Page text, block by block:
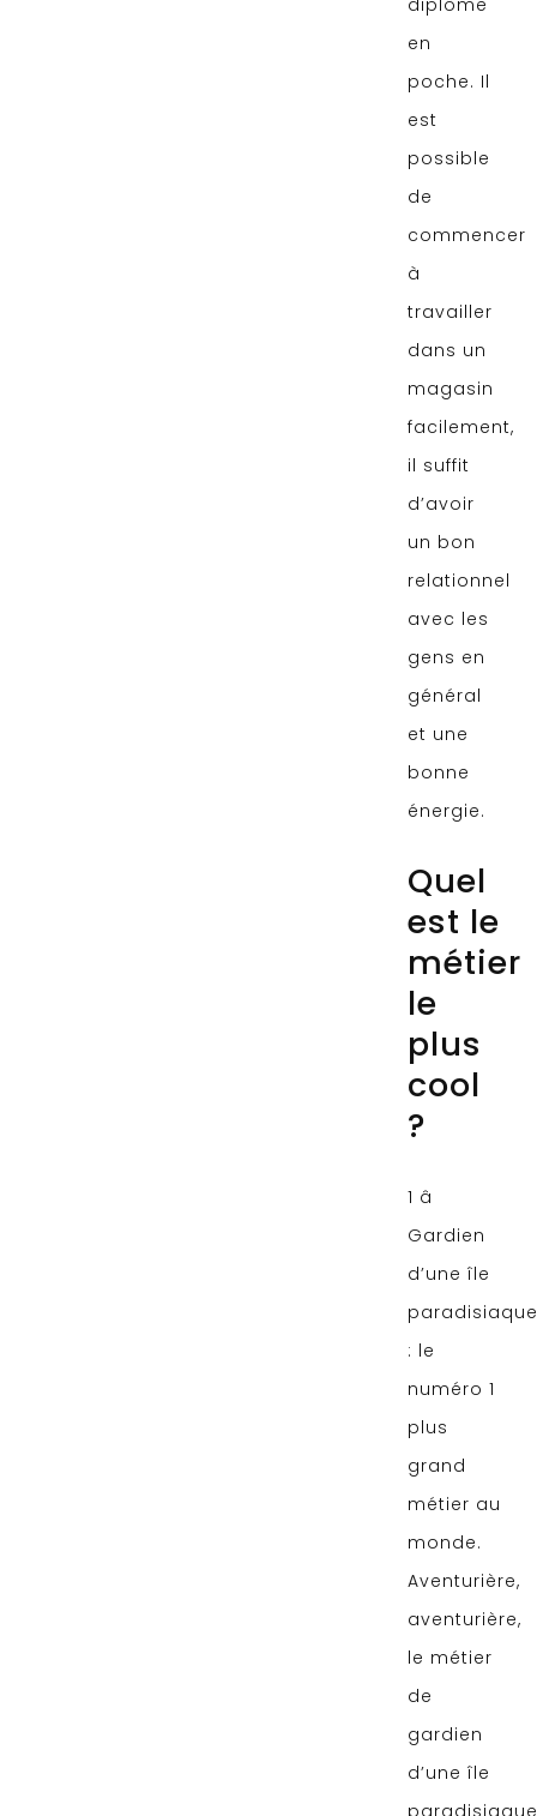
en
poche. Il
est
possible
de
commencer
à
travailler
dans un
magasin
facilement,
il suffit
d’avoir
un bon
relationnel
avec les
gens en
général
et une
bonne
énergie.
Quel
est le
métier
le
plus
cool
?
1 â
Gardien
d’une île
paradisiaque
: le
numéro 1
plus
grand
métier au
monde.
Aventurière,
aventurière,
le métier
de
gardien
d’une île
paradisiaque